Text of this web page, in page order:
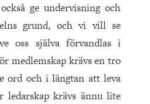
ge undervisning och
grund, och vi vill se
oss själva förvandlas i
medlemskap krävs en tro
ord och i längtan att leva
ledarskap krävs ännu lite